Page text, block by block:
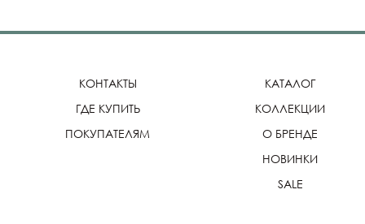
КОНТАКТЫ
ГДЕ КУПИТЬ
ПОКУПАТЕЛЯМ
КАТАЛОГ
КОЛЛЕКЦИИ
О БРЕНДЕ
НОВИНКИ
SALE